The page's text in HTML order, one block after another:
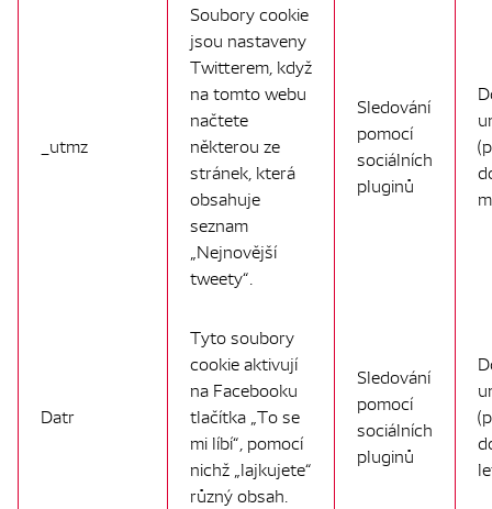
_utmz
Soubory cookie
jsou nastaveny
Twitterem, když
na tomto webu
načtete
některou ze
stránek, která
obsahuje
seznam
„Nejnovější
tweety“.
Sledování
pomocí
sociálních
pluginů
Datr
Tyto soubory
cookie aktivují
na Facebooku
tlačítka „To se
mi líbí“, pomocí
nichž „lajkujete“
různý obsah.
Sledování
pomocí
sociálních
pluginů